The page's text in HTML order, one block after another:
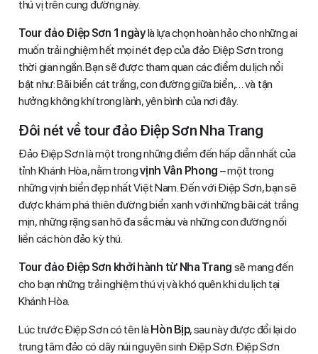
thú vị trên cung đường này.
Tour đảo Điệp Sơn 1 ngàylà lựa chọn hoàn hảo cho những ai
muốn trải nghiệm hết mọi nét đẹp của đảo Điệp Sơn trong
thời gian ngắn. Bạn sẽ được tham quan các điểm du lịch nổi
bật như: Bãi biển cát trắng, con đường giữa biển,… và tận
hưởng không khí trong lành, yên bình của nơi đây.
Đôi nét về tour đảo Điệp Sơn Nha Trang
Đảo Điệp Sơn là một trong những điểm đến hấp dẫn nhất của
tỉnh Khánh Hòa, nằm trongvịnh Vân Phong – một trong
những vịnh biển đẹp nhất Việt Nam. Đến với Điệp Sơn, bạn sẽ
được khám phá thiên đường biển xanh với những bãi cát trắng
mịn, những rặng san hô đa sắc màu và những con đường nối
liền các hòn đảo kỳ thú.
Tour đảo Điệp Sơn khởi hành từ Nha Trang sẽ mang đến
cho bạn những trải nghiệm thú vị và khó quên khi du lịch tại
Khánh Hòa.
Lúc trước Điệp Sơn có tên là Hòn Bịp, sau này được đổi lại do
trung tâm đảo có dãy núi nguyên sinh Điệp Sơn. Điệp Sơn